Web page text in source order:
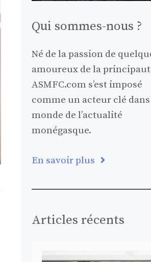
Qui sommes-nous ?
Né de la passion de
amoureux de la
ASMFC.com s’est imposé
comme un acteur clé
monde de l’actualité
monégasque.
En savoir plus
Articles récents